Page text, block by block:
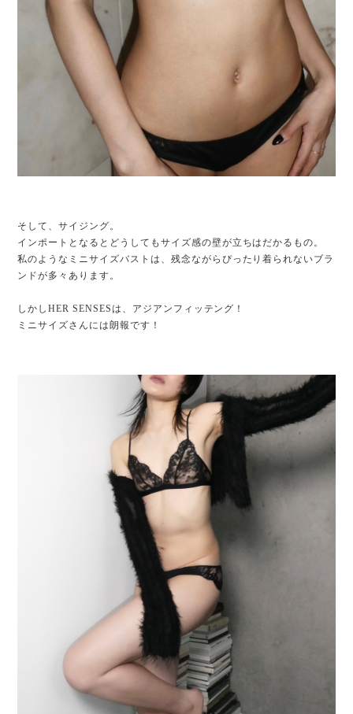
そして、サイジング。
インポートとなるとどうしてもサイズ感の壁が立ちはだかるもの。
私のようなミニサイズバストは、残念ながらぴったり着られないブラ
ンドが多々あります。
しかしHER SENSESは、アジアンフィッテング！
ミニサイズさんには朗報です！